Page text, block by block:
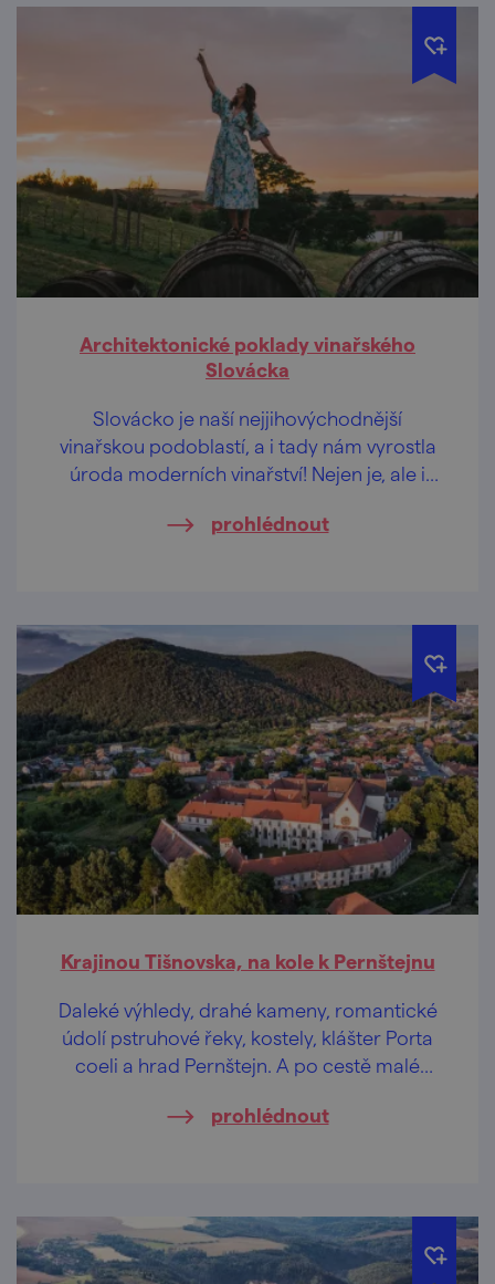
Architektonické poklady vinařského
Slovácka
Slovácko je naší nejjihovýchodnější
vinařskou podoblastí, a i tady nám vyrostla
úroda moderních vinařství! Nejen je, ale i
sympatická digitální tvůrkyně ze Slovenska –
prohlédnout
Krajinou Tišnovska, na kole k Pernštejnu
Daleké výhledy, drahé kameny, romantické
údolí pstruhové řeky, kostely, klášter Porta
coeli a hrad Pernštejn. A po cestě malé
prohlédnout